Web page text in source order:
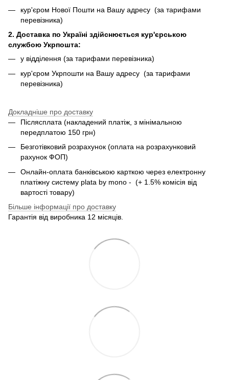
кур'єром Нової Пошти на Вашу адресу (за тарифами
перевізника)
2. Доставка по Україні здійснюється кур'єрською
службою Укрпошта:
у відділення (за тарифами перевізника)
кур'єром Укрпошти на Вашу адресу (за тарифами
перевізника)
Докладніше про доставку
Післясплата (накладений платіж, з мінімальною
передплатою 150 грн)
Безготівковий розрахунок (оплата на розрахунковий
рахунок ФОП)
Онлайн-оплата банківською карткою через електронну
платіжну систему plata by mono - (+ 1.5% комісія від
вартості товару)
Більше інформації про доставку
Гарантія від виробника 12 місяців.